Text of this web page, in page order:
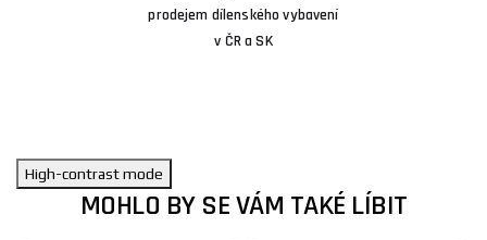
prodejem dílenského vybavení
v ČR a SK
High-contrast mode
MOHLO BY SE VÁM TAKÉ LÍBIT